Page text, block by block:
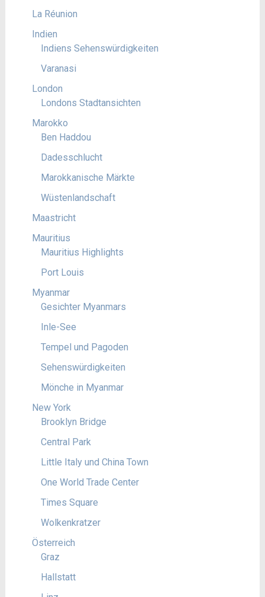
La Réunion
Indien
Indiens Sehenswürdigkeiten
Varanasi
London
Londons Stadtansichten
Marokko
Ben Haddou
Dadesschlucht
Marokkanische Märkte
Wüstenlandschaft
Maastricht
Mauritius
Mauritius Highlights
Port Louis
Myanmar
Gesichter Myanmars
Inle-See
Tempel und Pagoden
Sehenswürdigkeiten
Mönche in Myanmar
New York
Brooklyn Bridge
Central Park
Little Italy und China Town
One World Trade Center
Times Square
Wolkenkratzer
Österreich
Graz
Hallstatt